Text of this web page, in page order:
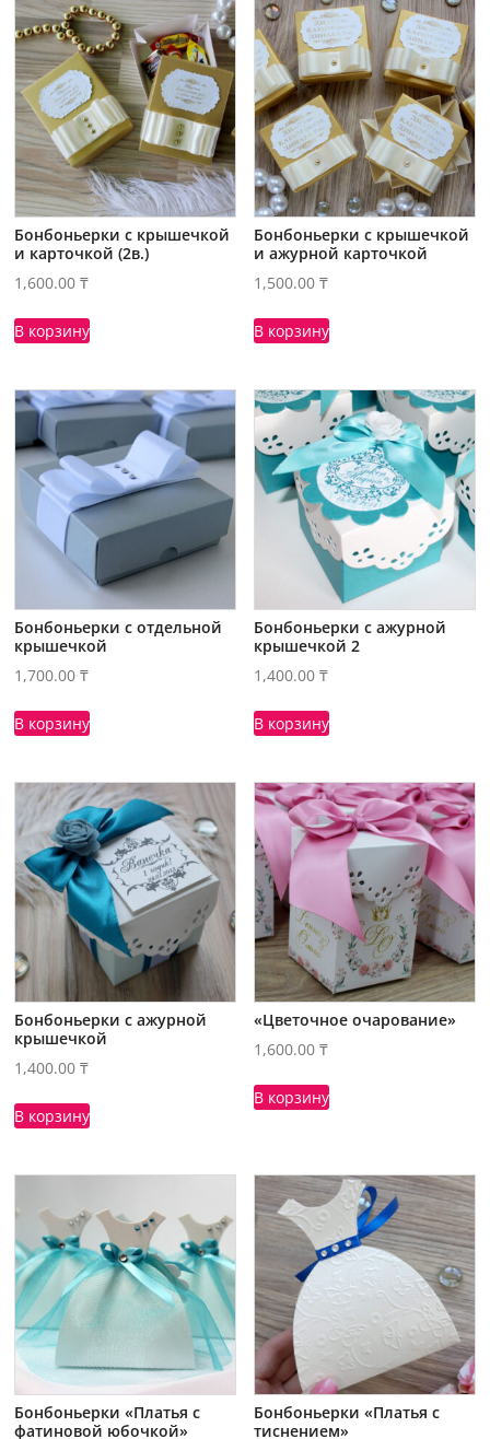
Бонбоньерки с крышечкой
и карточкой (2в.)
1,600.00₸
В корзину
Бонбоньерки с крышечкой
и ажурной карточкой
1,500.00₸
В корзину
Бонбоньерки с отдельной
крышечкой
1,700.00₸
В корзину
Бонбоньерки с ажурной
крышечкой 2
1,400.00₸
В корзину
Бонбоньерки с ажурной
крышечкой
1,400.00₸
В корзину
«Цветочное очарование»
1,600.00₸
В корзину
Бонбоньерки «Платья с
фатиновой юбочкой»
Бонбоньерки «Платья с
тиснением»